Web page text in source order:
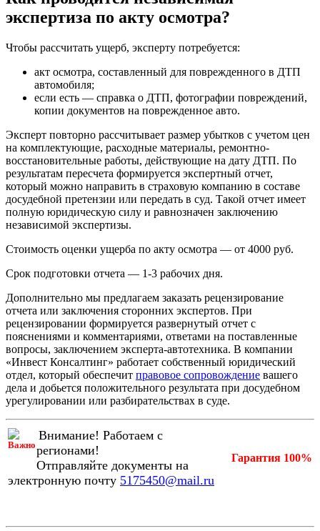
экспертиза по акту осмотра?
Чтобы рассчитать ущерб, эксперту потребуется:
акт осмотра, составленный для поврежденного в ДТП
автомобиля;
если есть — справка о ДТП, фотографии повреждений,
копии документов на поврежденное авто.
Эксперт повторно рассчитывает размер убытков с учетом цен
на комплектующие, расходные материалы, ремонтно-
восстановительные работы, действующие на дату ДТП. По
результатам пересчета формируется экспертный отчет,
который можно направить в страховую компанию в составе
досудебной претензии или передать в суд. Такой отчет имеет
полную юридическую силу и равнозначен заключению
независимой экспертизы.
Стоимость оценки ущерба по акту осмотра — от 4000 руб.
Срок подготовки отчета — 1-3 рабочих дня.
Дополнительно мы предлагаем заказать рецензирование
отчета или заключения сторонних экспертов. При
рецензировании формируется развернутый отчет с
пояснениями и комментариями, ответами на поставленные
вопросы, заключением эксперта-автотехника. В компании
«Инвест Консалтинг» работает собственный юридический
отдел, который обеспечит правовое сопровождение вашего
дела и добьется положительного результата при досудебном
урегулировании или разбирательствах в суде.
Внимание! Работаем с
регионами!
Отправляйте документы на
электронную почту 5175450@mail.ru
Гарантия 100%